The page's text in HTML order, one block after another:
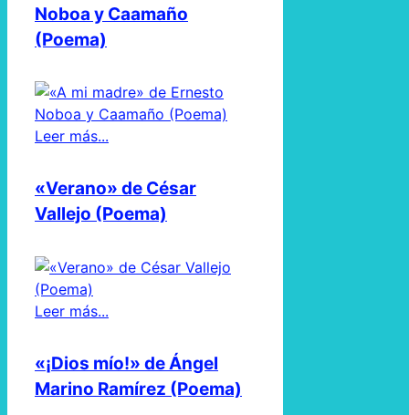
Noboa y Caamaño
(Poema)
Leer más...
«Verano» de César
Vallejo (Poema)
Leer más...
«¡Dios mío!» de Ángel
Marino Ramírez (Poema)